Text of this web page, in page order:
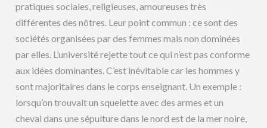
pratiques sociales, religieuses, amoureuses très
différentes des nôtres. Leur point commun : ce sont des
sociétés organisées par des femmes mais non dominées
par elles. L’université rejette tout ce qui n’est pas conforme
aux idées dominantes. C’est inévitable car les hommes y
sont majoritaires dans le corps enseignant. Un exemple :
lorsqu’on trouvait un squelette avec des armes et un
cheval dans une sépulture dans le nord est de la mer noire,